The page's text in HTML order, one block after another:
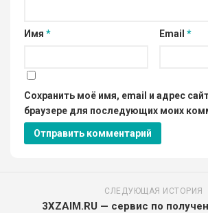
Имя * Email *
Сохранить моё имя, email и адрес
браузере для последующих моих
СЛЕДУЮЩАЯ ИСТОРИЯ
3XZAIM.RU — сервис по